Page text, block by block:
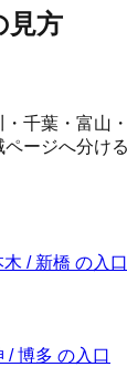
見方
千葉・富山
ージへ分け
/ 新橋 の入口
/ 博多 の入口